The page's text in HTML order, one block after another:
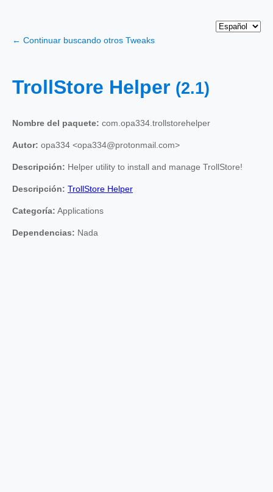
← Continuar buscando otros Tweaks
TrollStore Helper (2.1)
Nombre del paquete: com.opa334.trollstorehelper
Autor: opa334 <opa334@protonmail.com>
Descripción: Helper utility to install and manage TrollStore!
Descripción: TrollStore Helper
Categoría: Applications
Dependencias: Nada